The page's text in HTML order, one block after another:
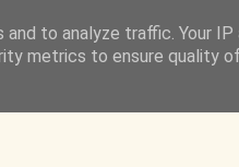
to analyze traffic. Your IP
metrics to ensure quality